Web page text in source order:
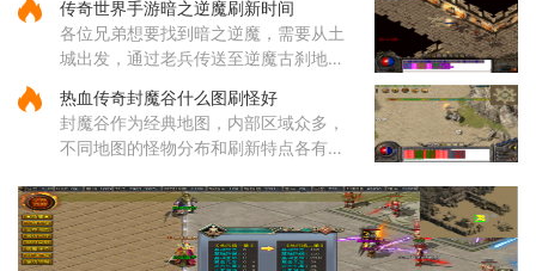
上，这种绑定状态会限制装备的交易和
丢弃功能。装备锁定是游戏设计
传奇世界手游暗之逆魔刷新时间
各位兄弟想要找到暗之逆魔，需要从土
城出发，通过老兵传送至逆魔古刹地
魔阵中，咱们需要先进入右边的门，然
后按照逆时针方向前进，最终将
热血传奇封魔谷什么图刷怪好
封魔谷作为经典地图，内部区域众多，
不同地图的怪物分布和刷新特点各有差
角度来看，纵横道作为一个枢纽性质的
区域，连接着多个重要地点，